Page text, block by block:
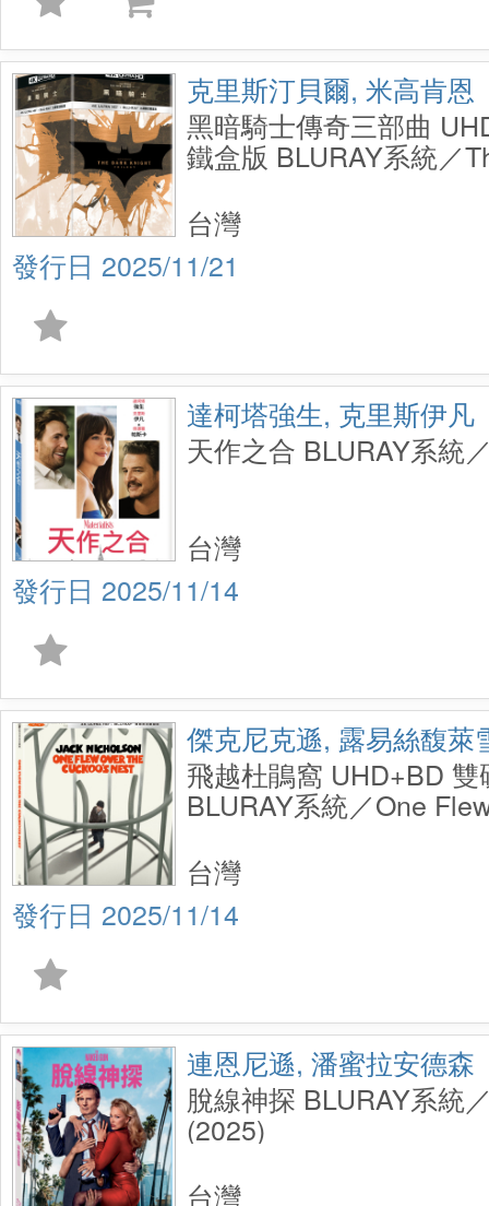
克里斯汀貝爾, 米高肯恩
黑暗騎士傳奇三部曲
鐵盒版 BLURAY系統／
Steelbook
2025/11/21
台灣
達柯塔強生, 克里斯伊凡
天作之合 BLURAY系統
2025/11/14
台灣
傑克尼克遜, 露易絲馥萊
飛越杜鵑窩 UHD+BD
BLURAY系統／One
Steelbook
2025/11/14
台灣
連恩尼遜, 潘蜜拉安德森
脫線神探 BLURAY系統
(2025)
台灣